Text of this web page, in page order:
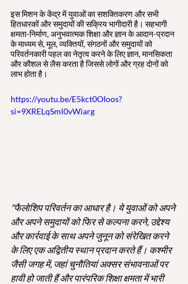
इस मिशन के केंद्र में युवाओं का सशक्तिकरण और सभी
हितधारकों और समुदायों की सक्रिय भागीदारी है। सहभागी
क्षमता-निर्माण, अनुभवात्मक शिक्षा और ज्ञान के आदान-प्रदान
के माध्यम से, मूल, व्यक्तियों, संगठनों और समुदायों को
परिवर्तनकारी पहल का नेतृत्व करने के लिए ज्ञान, मानसिकता
और कौशल से लैस करता है जिससे लोगों और ग्रह दोनों को
लाभ होता है।
https://youtu.be/E5kct0OIoos?
si=9XRELqSml0vWiarg
"फैलोशिप परिवर्तन का आधार है। ये युवाओं को अपने
और अपने समुदायों को फिर से कल्पना करने, उद्देश्य
और कार्रवाई के साथ अपने जुनून को संरेखित करने
के लिए एक अद्वितीय स्थान प्रदान करते हैं। कश्मीर
जैसी जगह में, जहां चुनौतियां अक्सर संभावनाओं पर
हावी हो जाती हैं और पारंपरिक शिक्षा क्षमता में भारी